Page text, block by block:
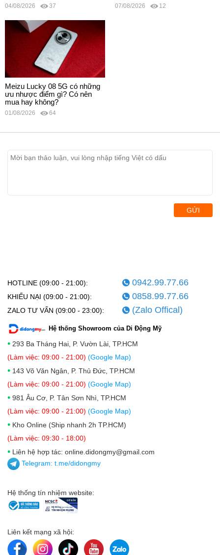
04/08/2026 37 07/08/2026 12
Meizu Lucky 08 5G có những
ưu nhược điểm gì? Có nên
mua hay không?
01/08/2026 64
GỬI
HOTLINE (09:00 - 21:00): 0942.99.77.66
KHIẾU NẠI (09:00 - 21:00): 0858.99.77.66
ZALO TƯ VẤN (09:00 - 23:00): (Zalo Offical)
Hệ thống Showroom của Di Động Mỹ
• 293 Ba Tháng Hai, P. Vườn Lài, TP.HCM
(Làm việc: 09:00 - 21:00) (Google Map)
• 143 Võ Văn Ngân, P. Thủ Đức, TP.HCM
(Làm việc: 09:00 - 21:00) (Google Map)
• 981 Âu Cơ, P. Tân Sơn Nhì, TP.HCM
(Làm việc: 09:00 - 21:00) (Google Map)
• Kho Online (Ship nhanh 2h TP.HCM)
(Làm việc: 09:30 - 18:00)
• Liên hệ hợp tác: online.didongmy@gmail.com
Telegram: t.me/didongmy
Hệ thống tín nhiệm website:
Liên kết mạng xã hội: